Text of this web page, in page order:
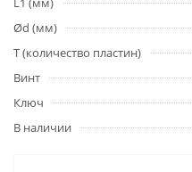
Ød (мм)
T (количество пластин)
Винт
Ключ
В наличии